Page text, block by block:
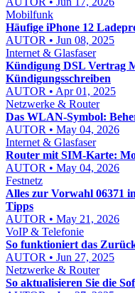
Mobilfunk
Häufige iPhone 12
AUTOR • Jun 08, 2025
Internet & Glasfaser
Kündigung DSL Vertrag
Kündigungsschreiben
AUTOR • Apr 01, 2025
Netzwerke & Router
Das WLAN-Symbol:
AUTOR • May 04, 2026
Internet & Glasfaser
Router mit SIM-Karte:
AUTOR • May 04, 2026
Festnetz
Alles zur Vorwahl 06371
Tipps
AUTOR • May 21, 2026
VoIP & Telefonie
So funktioniert das
AUTOR • Jun 27, 2025
Netzwerke & Router
So aktualisieren Sie die